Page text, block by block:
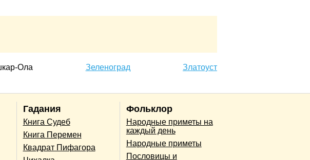
Ола Зеленоград Златоуст
Гадания
Книга Судеб
Книга Перемен
Квадрат Пифагора
Фольклор
Народные приметы на
каждый день
Народные приметы
Пословицы и